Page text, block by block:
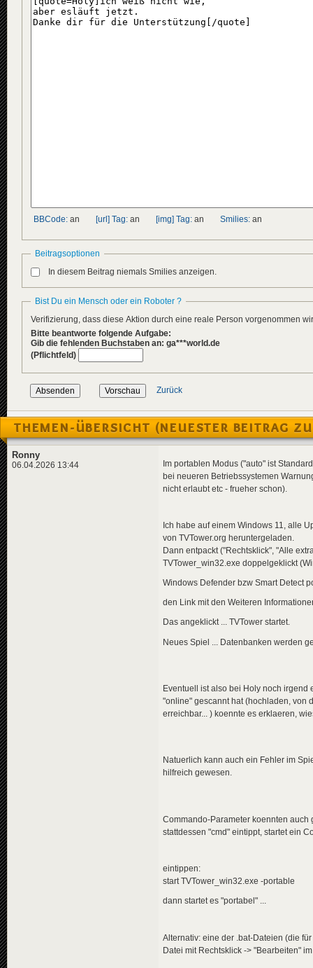
BBCode: an [url] Tag: an [img] Tag: an Smilies: an
Beitragsoptionen
In diesem Beitrag niemals Smilies anzeigen.
Bist Du ein Mensch oder ein Roboter ?
Verifizierung, dass diese Aktion durch eine reale Person vorgenommen
Bitte beantworte folgende Aufgabe:
Gib die fehlenden Buchstaben an: ga***world.de
(Pflichtfeld)
Zurück
THEMEN-ÜBERSICHT (NEUESTER BEITRAG
Ronny
06.04.2026 13:44
Im portablen Modus ("auto" ist
bei neueren Betriebssystemen
nicht erlaubt etc - frueher schon).
Ich habe auf einem Windows 11, alle
von TVTower.org heruntergeladen.
Dann entpackt ("Rechtsklick", "Alle
TVTower_win32.exe doppelgeklickt
Windows Defender bzw Smart Detect
den Link mit den Weiteren
Das angeklickt ... TVTower startet.
Neues Spiel ... Datenbanken werden
Eventuell ist also bei Holy noch irgend
"online" gescannt hat (hochladen, von
erreichbar... ) koennte es erklaeren,
Natuerlich kann auch ein Fehler im
hilfreich gewesen.
Commando-Parameter koennten
stattdessen "cmd" eintippt, startet ein
eintippen:
start TVTower_win32.exe -portable
dann startet es "portabel" ...
Alternativ: eine der .bat-Dateien (die
Datei mit Rechtsklick -> "Bearbeiten"